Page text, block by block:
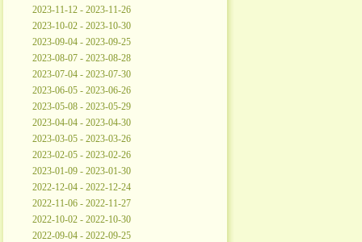
2023-11-12 - 2023-11-26
2023-10-02 - 2023-10-30
2023-09-04 - 2023-09-25
2023-08-07 - 2023-08-28
2023-07-04 - 2023-07-30
2023-06-05 - 2023-06-26
2023-05-08 - 2023-05-29
2023-04-04 - 2023-04-30
2023-03-05 - 2023-03-26
2023-02-05 - 2023-02-26
2023-01-09 - 2023-01-30
2022-12-04 - 2022-12-24
2022-11-06 - 2022-11-27
2022-10-02 - 2022-10-30
2022-09-04 - 2022-09-25